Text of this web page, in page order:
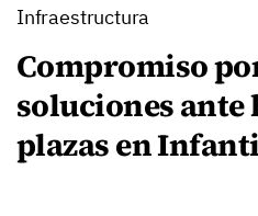
Infraestructura
Compromiso
soluciones ante
plazas en